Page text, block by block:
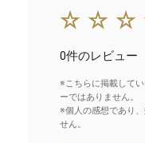
0件のレビュー
※こちらに掲載して
ーではありません。
※個人の感想であり
せん。